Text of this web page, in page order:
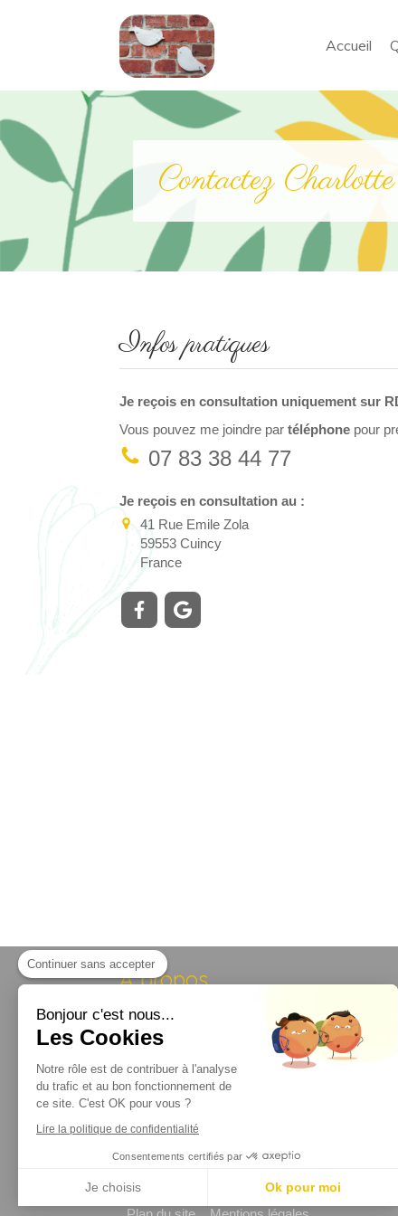
Accueil
Contactez
Infos pratiques
Je reçois en consultation uniquement sur
Vous pouvez me joindre par téléphone pour
07 83 38 44 77
Je reçois en consultation au :
41 Rue Emile Zola
59553 Cuincy
France
A propos
© Charlotte Vasseur Dorémus - Psychologue
cabinet de psychologue et psychothérapeute
facilement accessible depuis Douai, Lambres-
Sin-le-Noble, Dechy, Cuincy, Waziers, Flers-
Escrebieux, Guesnain, Brebières, Roost-
Auby, Lallaing, Vitry-en-Artois, Courcelles-lès-
Montigny-en-Ostrevent, Raimbeaucourt,
Malmaison, Masny, Noyelles-Godault,
Continuer sans accepter
Bonjour c'est nous...
Les Cookies
Notre rôle est de contribuer à l'analyse
du trafic et au bon fonctionnement de
ce site. C'est OK pour vous ?
Lire la politique de confidentialité
Consentements certifiés par
Je choisis Ok pour moi
Plateforme de Gestion du Consentement : Personnalisez vos Options